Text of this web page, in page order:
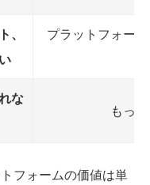
プラットフォー
な
もっ
フォームの価値は単